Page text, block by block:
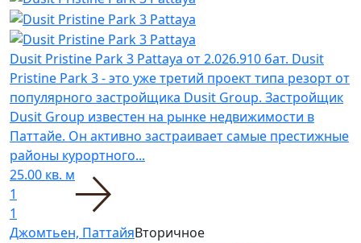
Dusit Pristine Park 3 Pattaya от 2.026.910 бат. Dusit
Pristine Park 3 - это уже третий проект типа резорт от
популярного застройщика Dusit Group. Застройщик
Dusit Group известен на рынке недвижимости в
Паттайе. Он активно застраивает самые престижные
районы курортного...
25.00 кв. м
1
1
Джомтьен, ПаттайяВторичное